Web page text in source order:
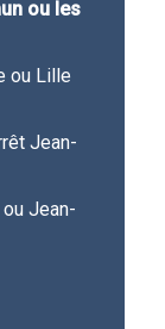
ou les
ou Lille
Jean-
Jean-